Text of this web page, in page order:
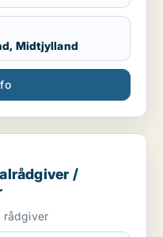
Midtjylland
/ pædagog / ungarbejder
/
rådgiver